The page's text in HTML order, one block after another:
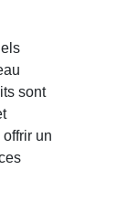
sont
un